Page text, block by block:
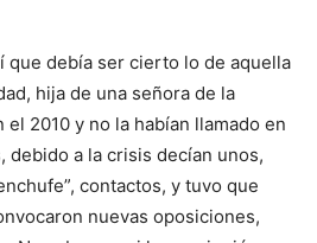
que debía ser cierto lo de aquella
hija de una señora de la
2010 y no la habían llamado en
debido a la crisis decían unos,
contactos, y tuvo que
nuevas oposiciones,